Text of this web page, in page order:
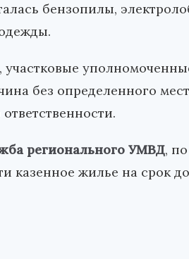
бензопилы,
участковые
без определенного
регионального УМВД,
казенное жилье на срок